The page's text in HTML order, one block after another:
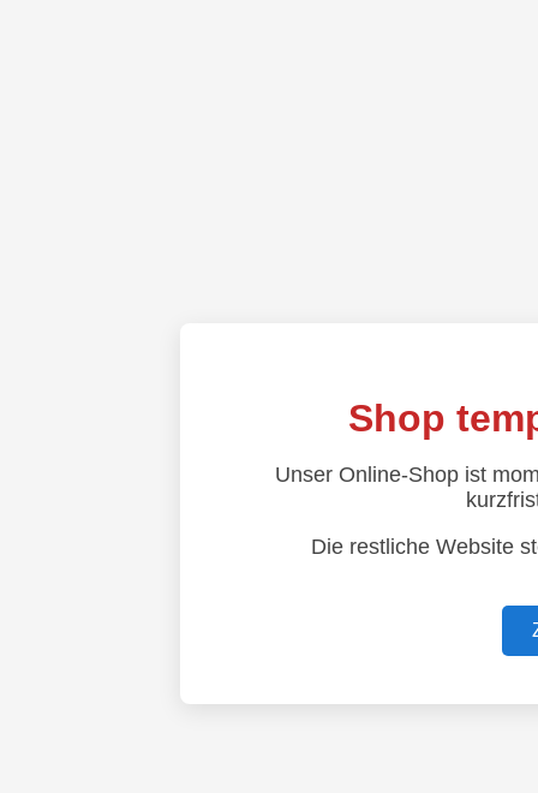
Shop
Unser Online-Shop ist
Die restliche Website